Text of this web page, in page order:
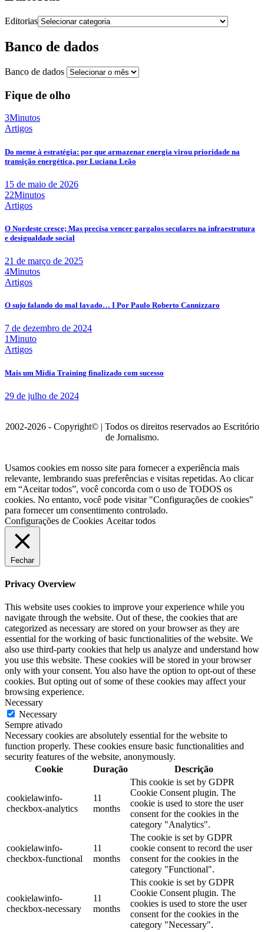
Editorias
Banco de dados
Banco de dados
Fique de olho
3Minutos
Artigos
Do meme à estratégia: por que armazenar energia virou prioridade na
transição energética, por Luciana Leão
15 de maio de 2026
22Minutos
Artigos
O Nordeste cresce; Mas precisa vencer gargalos seculares na infraestrutura
e desigualdade social
21 de março de 2025
4Minutos
Artigos
O sujo falando do mal lavado… I Por Paulo Roberto Cannizzaro
7 de dezembro de 2024
1Minuto
Artigos
Mais um Mídia Training finalizado com sucesso
29 de julho de 2024
2002-2026 - Copyright© | Todos os direitos reservados ao Escritório
de Jornalismo.
Usamos cookies em nosso site para fornecer a experiência mais
relevante, lembrando suas preferências e visitas repetidas. Ao clicar
em “Aceitar todos”, você concorda com o uso de TODOS os
cookies. No entanto, você pode visitar "Configurações de cookies"
para fornecer um consentimento controlado.
Configurações de Cookies Aceitar todos
Fechar
Privacy Overview
This website uses cookies to improve your experience while you
navigate through the website. Out of these, the cookies that are
categorized as necessary are stored on your browser as they are
essential for the working of basic functionalities of the website. We
also use third-party cookies that help us analyze and understand how
you use this website. These cookies will be stored in your browser
only with your consent. You also have the option to opt-out of these
cookies. But opting out of some of these cookies may affect your
browsing experience.
Necessary
Necessary
Sempre ativado
Necessary cookies are absolutely essential for the website to
function properly. These cookies ensure basic functionalities and
security features of the website, anonymously.
Cookie
Duração Descrição
cookielawinfo-
checkbox-analytics
11
months
This cookie is set by GDPR
Cookie Consent plugin. The
cookie is used to store the user
consent for the cookies in the
category "Analytics".
cookielawinfo-
checkbox-functional
11
months
The cookie is set by GDPR
cookie consent to record the user
consent for the cookies in the
category "Functional".
cookielawinfo-
checkbox-necessary
11
months
This cookie is set by GDPR
Cookie Consent plugin. The
cookies is used to store the user
consent for the cookies in the
category "Necessary".